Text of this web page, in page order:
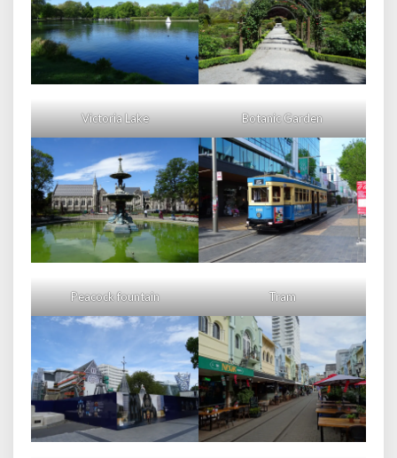
Victoria Lake Botanic Garden
Peacock fountain Tram